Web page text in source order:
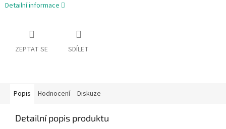
Detailní informace
ZEPTAT SE SDÍLET
Popis Hodnocení Diskuze
Detailní popis produktu